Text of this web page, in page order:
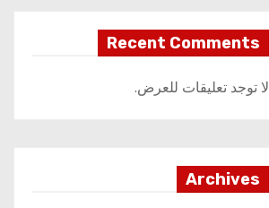
Recent Comments
لا توجد تعليقات للعرض.
Archives